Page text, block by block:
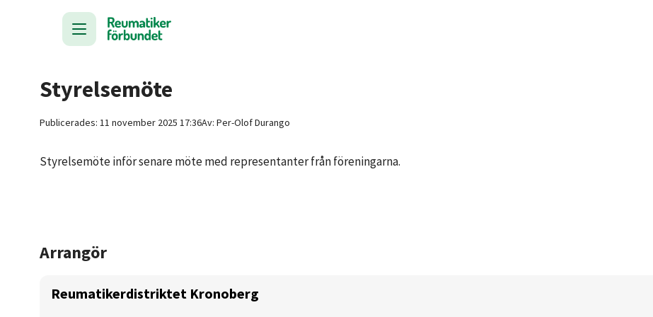
Styrelsemöte
Publicerades: 11 november 2025 17:36Av: Per-OlofDurango
Styrelsemöte inför senare möte med representanter från föreningarna.
Arrangör
Reumatikerdistriktet Kronoberg